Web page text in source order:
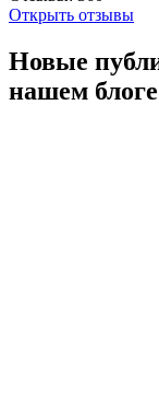
Открыть отзывы
Новые
нашем блоге